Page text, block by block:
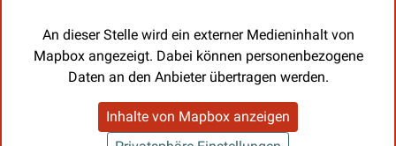
An dieser Stelle wird ein externer Medieninhalt von
Mapbox angezeigt. Dabei können personenbezogene
Daten an den Anbieter übertragen werden.
Inhalte von Mapbox anzeigen